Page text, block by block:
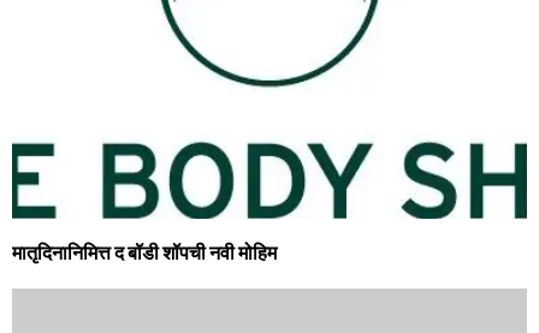
मातृदिनानिमित्त द बॉडी शॉपची नवी मोहिम